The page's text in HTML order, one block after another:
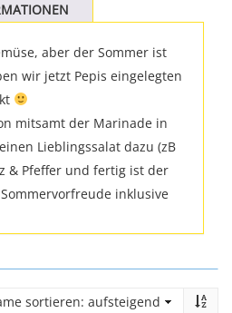
aber der Sommer ist
wir jetzt Pepis eingelegten
mitsamt der Marinade in
Lieblingssalat dazu (zB
& Pfeffer und fertig ist der
inklusive